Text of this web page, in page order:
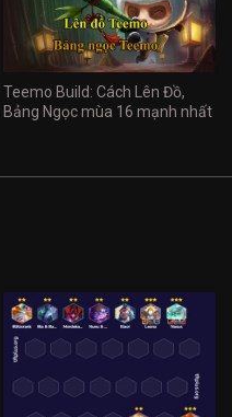
Teemo Build: Cách Lên Đồ,
Bảng Ngọc mùa 16 mạnh nhất